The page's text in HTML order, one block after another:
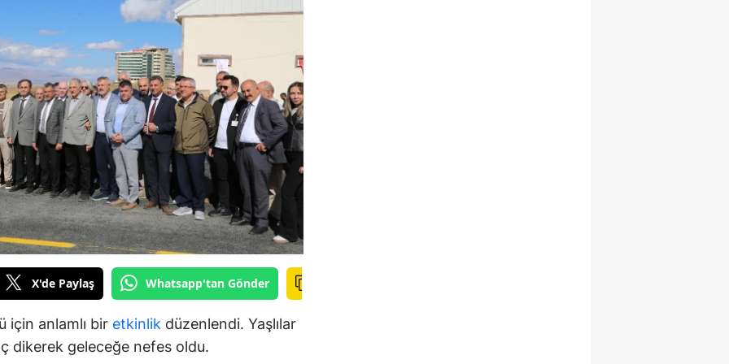
X'de Paylaş Whatsapp'tan Gönder
için anlamlı bir etkinlik düzenlendi. Yaşlılar
dikerek geleceğe nefes oldu.